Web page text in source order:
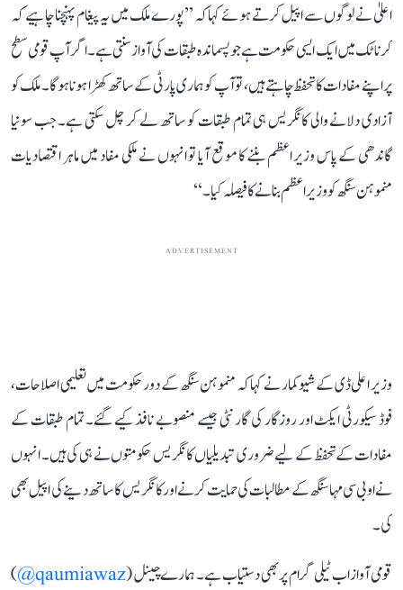
اعلیٰ نے لوگوں سے اپیل کرتے ہوئے کہا کہ ’’پورے ملک میں یہ پیغام پہنچنا چاہیے کہ
کرناٹک میں ایک ایسی حکومت ہے جو پسماندہ طبقات کی آواز سنتی ہے۔ اگر آپ قومی سطح
پر اپنے مفادات کا تحفظ چاہتے ہیں، تو آپ کو ہماری پارٹی کے ساتھ کھڑا ہونا ہوگا۔ ملک کو
آزادی دلانے والی کانگریس ہی تمام طبقات کو ساتھ لے کر چل سکتی ہے۔ جب سونیا
گاندھی کے پاس وزیر اعظم بننے کا موقع آیا تو انہوں نے ملکی مفاد میں ماہر اقتصادیات
منموہن سنگھ کو وزیر اعظم بنانے کا فیصلہ کیا۔‘‘
ADVERTISEMENT
وزیر اعلی ڈی کے شیوکمار نے کہا کہ منموہن سنگھ کے دور حکومت میں تعلیمی اصلاحات،
فوڈ سیکورٹی ایکٹ اور روزگار کی گارنٹی جیسے منصوبے نافذ کیے گئے۔ تمام طبقات کے
مفادات کے تحفظ کے لیے ضروری تبدیلیاں کانگریس حکومتوں نے ہی کی ہیں۔ انہوں
نے او بی سی مہاسنگھ کے مطالبات کی حمایت کرنے اور کانگریس کا ساتھ دینے کی اپیل بھی
کی۔
قومی آواز اب ٹیلی گرام پر بھی دستیاب ہے۔ ہمارے چینل (qaumiawaz@
)